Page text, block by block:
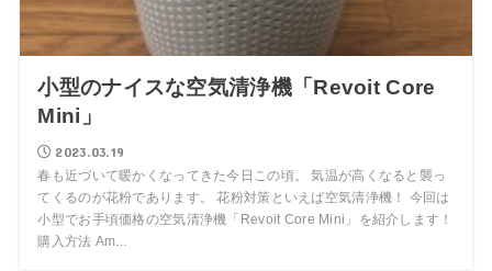
小型のナイスな空気清浄機「Revoit Core
Mini」
2023.03.19
春も近づいて暖かくなってきた今日この頃。 気温が高くなると襲っ
てくるのが花粉であります。 花粉対策といえば空気清浄機！ 今回は
小型でお手頃価格の空気清浄機「Revoit Core Mini」を紹介します！
購入方法 Am...